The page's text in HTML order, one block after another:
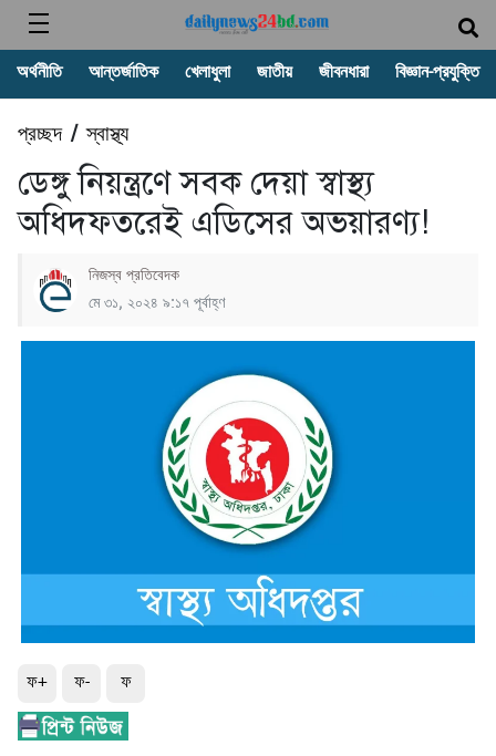
অর্থনীতি আন্তর্জাতিক খেলাধুলা জাতীয় জীবনধারা বিজ্ঞান-প্রযুক্তি
প্রচ্ছদ/স্বাস্থ্য
ডেঙ্গু নিয়ন্ত্রণে সবক দেয়া স্বাস্থ্য
অধিদফতরেই এডিসের অভয়ারণ্য!
নিজস্ব প্রতিবেদক
মে ৩১, ২০২৪ ৯:১৭ পূর্বাহ্ণ
ফ+ ফ- ফ